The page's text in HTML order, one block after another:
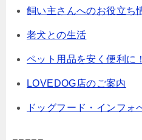
飼い主さんへのお役立ち
老犬との生活
ペット用品を安く便利に！
LOVEDOG店のご案内
ドッグフード・インフォ